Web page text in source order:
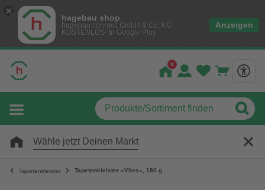
hagebau shop
hagebau connect GmbH & Co. KG
KOSTENLOS- In Google Play
Anzeigen
Wähle jetzt Deinen Markt
Tapetenkleister Tapetenkleister »Vlies«, 180 g